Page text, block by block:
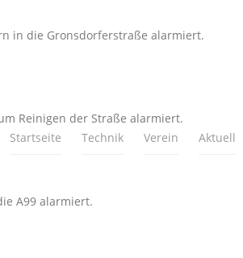
Startseite Technik Verein Aktuell
in die Gronsdorferstraße alarmiert.
Reinigen der Straße alarmiert.
A99 alarmiert.